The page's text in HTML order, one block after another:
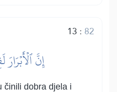
13 : 82
إِنَّ
činili dobra djela i